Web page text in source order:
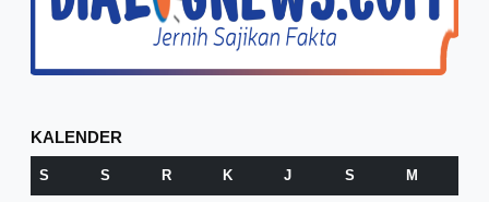
KALENDER
S S R K J S M